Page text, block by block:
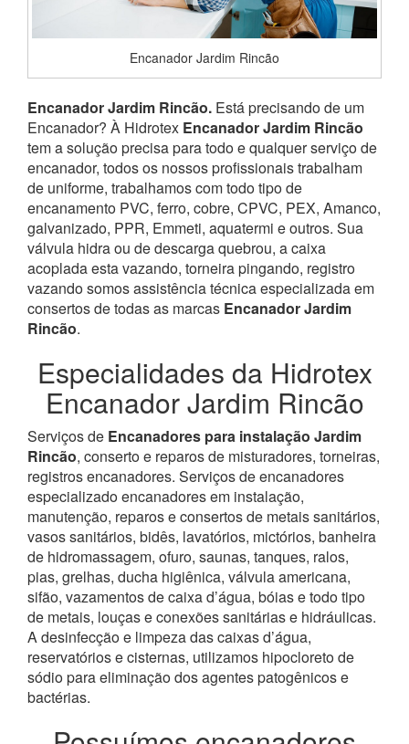
Encanador Jardim Rincão
Encanador Jardim Rincão. Está precisando de um
Encanador? À Hidrotex Encanador Jardim Rincão
tem a solução precisa para todo e qualquer serviço de
encanador, todos os nossos profissionais trabalham
de uniforme, trabalhamos com todo tipo de
encanamento PVC, ferro, cobre, CPVC, PEX, Amanco,
galvanizado, PPR, Emmeti, aquatermi e outros. Sua
válvula hidra ou de descarga quebrou, a caixa
acoplada esta vazando, torneira pingando, registro
vazando somos assistência técnica especializada em
consertos de todas as marcas Encanador Jardim
Rincão.
Especialidades da Hidrotex
Encanador Jardim Rincão
Serviços de Encanadores para instalação Jardim
Rincão, conserto e reparos de misturadores, torneiras,
registros encanadores. Serviços de encanadores
especializado encanadores em instalação,
manutenção, reparos e consertos de metais sanitários,
vasos sanitários, bidês, lavatórios, mictórios, banheira
de hidromassagem, ofuro, saunas, tanques, ralos,
pias, grelhas, ducha higiênica, válvula americana,
sifão, vazamentos de caixa d’água, bóias e todo tipo
de metais, louças e conexões sanitárias e hidráulicas.
A desinfecção e limpeza das caixas d’água,
reservatórios e cisternas, utilizamos hipocloreto de
sódio para eliminação dos agentes patogênicos e
bactérias.